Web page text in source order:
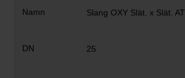
Slang OXY Slät. x Slät. AT
25